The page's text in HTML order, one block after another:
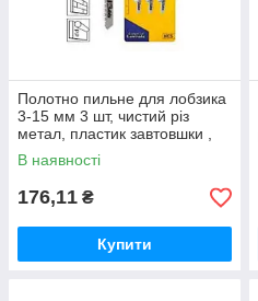
Полотно пильне для лобзика
3-15 мм 3 шт, чистий різ
метал, пластик завтовшки ,
зуб 3.0, T127D ТМ Kubis
В наявності
176,11 ₴
Купити